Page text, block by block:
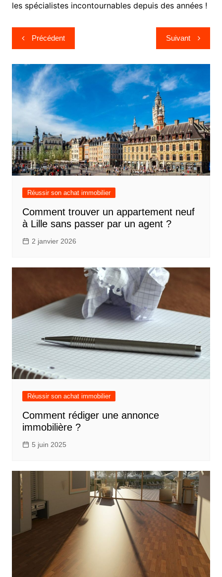
les spécialistes incontournables depuis des années !
Navigation
de
l’article
Précédent Suivant
Réussir son achat immobilier
Comment trouver un appartement neuf
à Lille sans passer par un agent ?
2 janvier 2026
Réussir son achat immobilier
Comment rédiger une annonce
immobilière ?
5 juin 2025